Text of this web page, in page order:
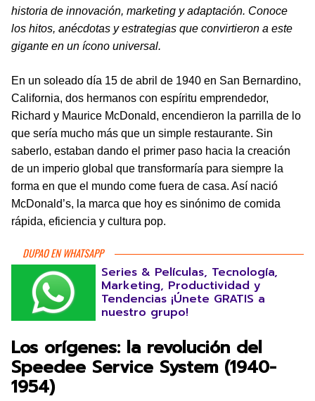
historia de innovación, marketing y adaptación. Conoce
los hitos, anécdotas y estrategias que convirtieron a este
gigante en un ícono universal.
En un soleado día 15 de abril de 1940 en San Bernardino,
California, dos hermanos con espíritu emprendedor,
Richard y Maurice McDonald, encendieron la parrilla de lo
que sería mucho más que un simple restaurante. Sin
saberlo, estaban dando el primer paso hacia la creación
de un imperio global que transformaría para siempre la
forma en que el mundo come fuera de casa. Así nació
McDonald’s, la marca que hoy es sinónimo de comida
rápida, eficiencia y cultura pop.
DUPAO EN WHATSAPP
Series & Películas, Tecnología,
Marketing, Productividad y
Tendencias ¡Únete GRATIS a
nuestro grupo!
Los orígenes: la revolución del
Speedee Service System (1940-
1954)